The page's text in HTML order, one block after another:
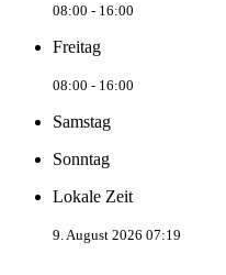
08:00 - 16:00
Freitag
08:00 - 16:00
Samstag
Sonntag
Lokale Zeit
9. August 2026 07:19